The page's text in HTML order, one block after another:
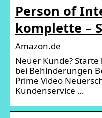
Person of
komplette –
Amazon.de
Neuer Kunde?
bei Behinderungen
Prime Video
Kundenservice …